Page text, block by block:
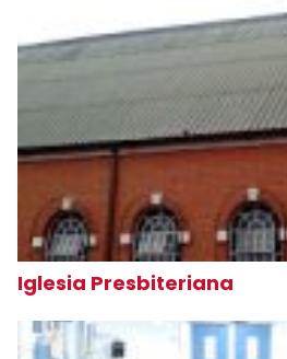
Iglesia Presbiteriana